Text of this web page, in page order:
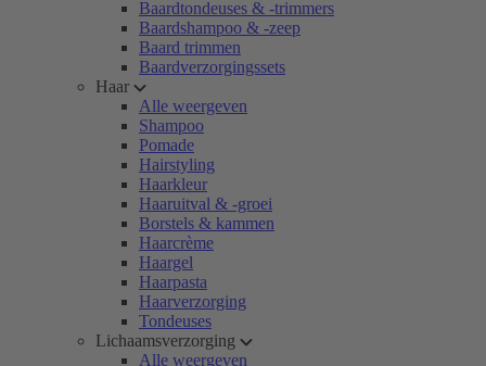
Baardtondeuses & -trimmers
Baardshampoo & -zeep
Baard trimmen
Baardverzorgingssets
Haar
Alle weergeven
Shampoo
Pomade
Hairstyling
Haarkleur
Haaruitval & -groei
Borstels & kammen
Haarcrème
Haargel
Haarpasta
Haarverzorging
Tondeuses
Lichaamsverzorging
Alle weergeven